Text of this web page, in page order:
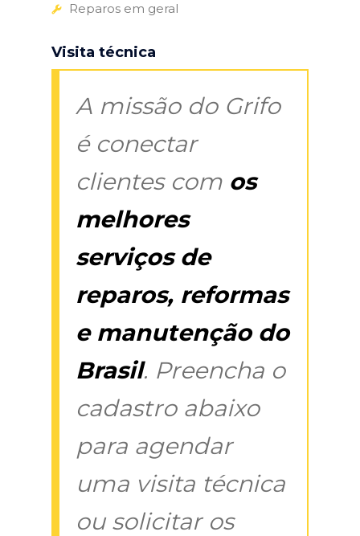
Reparos em geral
Visita técnica
A missão do Grifo
é conectar
clientes com os
melhores
serviços de
reparos, reformas
e manutenção do
Brasil. Preencha o
cadastro abaixo
para agendar
uma visita técnica
ou solicitar os